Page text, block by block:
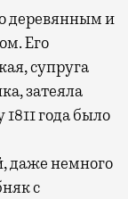
деревянным и
Его
супруга
затеяла
года было
даже немного
с